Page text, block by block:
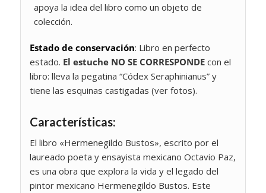
apoya la idea del libro como un objeto de
colección.
Estado de conservación: Libro en perfecto
estado. El estuche NO SE CORRESPONDEcon el
libro: lleva la pegatina “Códex Seraphinianus” y
tiene las esquinas castigadas (ver fotos).
Características:
El libro «Hermenegildo Bustos», escrito por el
laureado poeta y ensayista mexicano Octavio Paz,
es una obra que explora la vida y el legado del
pintor mexicano Hermenegildo Bustos. Este